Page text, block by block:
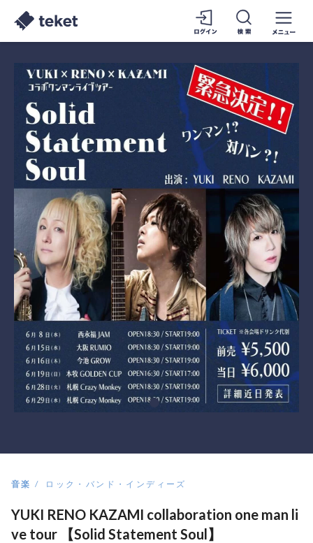
音楽 ロック・バンド・インディーズ
YUKI RENO KAZAMI collaboration one man li
ve tour 【Solid Statement Soul】